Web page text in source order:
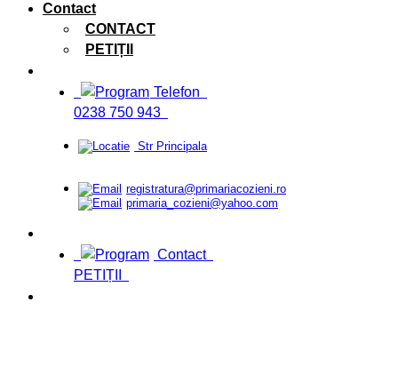
Contact
CONTACT
PETIȚII
Telefon
0238 750 943
Str Principala
registratura@primariacozieni.ro
primaria_cozieni@yahoo.com
Contact
PETIȚII